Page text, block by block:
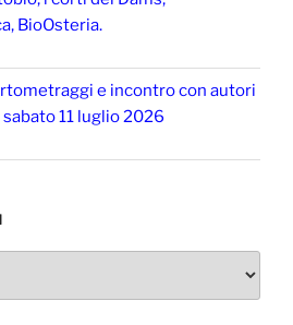
BioOsteria.
e incontro con autori
11 luglio 2026